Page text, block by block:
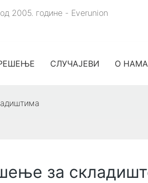
2005. године - Everunion
СЛУЧАЈЕВИ О НАМА
за